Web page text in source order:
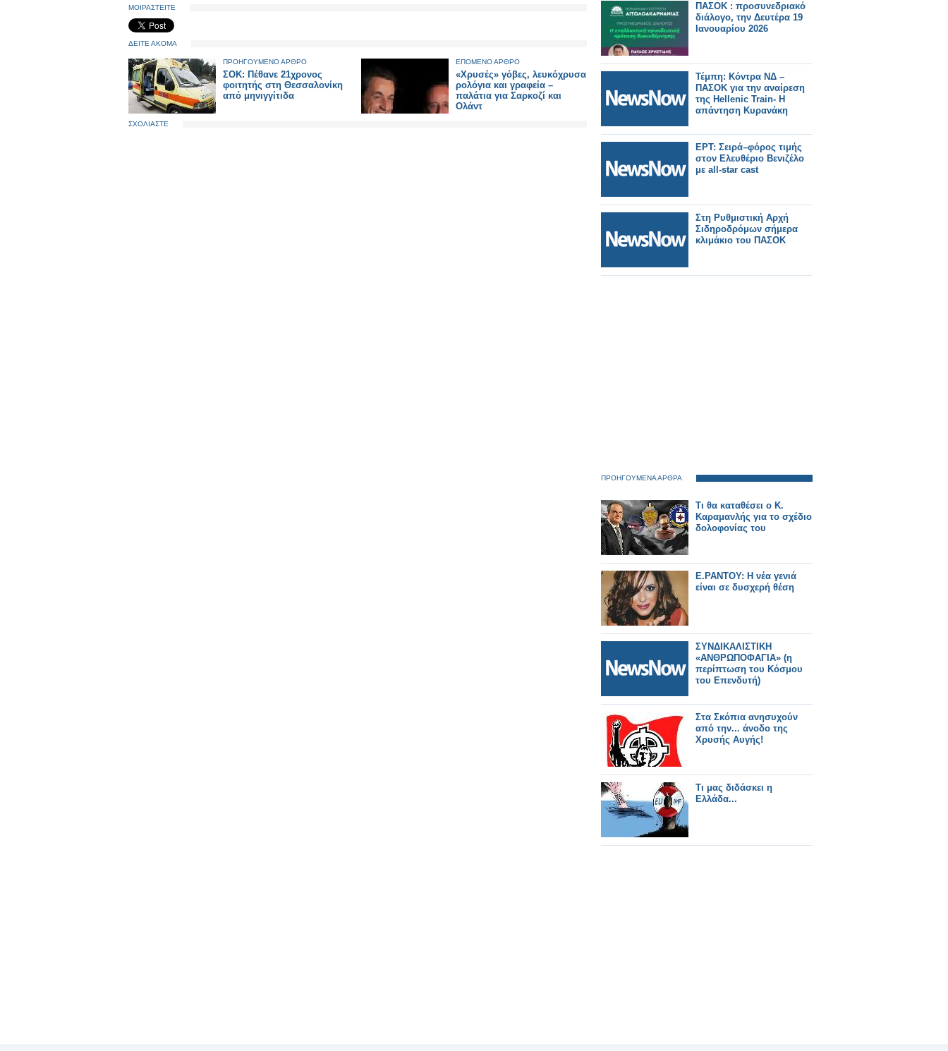
ΜΟΙΡΑΣΤΕΙΤΕ
ΔΕΙΤΕ ΑΚΟΜΑ
ΠΡΟΗΓΟΥΜΕΝΟ ΑΡΘΡΟ
ΣΟΚ: Πέθανε 21χρονος
φοιτητής στη Θεσσαλονίκη
από μηνιγγίτιδα
ΕΠΟΜΕΝΟ ΑΡΘΡΟ
«Χρυσές» γόβες, λευκόχρυσα
ρολόγια και γραφεία –
παλάτια για Σαρκοζί και
Ολάντ
ΣΧΟΛΙΑΣΤΕ
ΠΑΣΟΚ : προσυνεδριακό
διάλογο, την Δευτέρα 19
Ιανουαρίου 2026
Τέμπη: Κόντρα ΝΔ –
ΠΑΣΟΚ για την αναίρεση
της Hellenic Train- Η
απάντηση Κυρανάκη
ΕΡΤ: Σειρά–φόρος τιμής
στον Ελευθέριο Βενιζέλο
με all-star cast
Στη Ρυθμιστική Αρχή
Σιδηροδρόμων σήμερα
κλιμάκιο του ΠΑΣΟΚ
ΠΡΟΗΓΟΥΜΕΝΑ ΑΡΘΡΑ
Τι θα καταθέσει ο Κ.
Καραμανλής για το σχέδιο
δολοφονίας του
E.ΡΑΝΤΟΥ: Η νέα γενιά
είναι σε δυσχερή θέση
ΣΥΝΔΙΚΑΛΙΣΤΙΚΗ
«ΑΝΘΡΩΠΟΦΑΓΙΑ» (η
περίπτωση του Κόσμου
του Επενδυτή)
Στα Σκόπια ανησυχούν
από την... άνοδο της
Χρυσής Αυγής!
Τι μας διδάσκει η
Ελλάδα...